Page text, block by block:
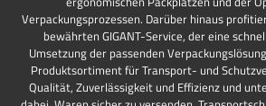
Verpackungsprozessen. Darüber hinaus
bewährten GIGANT-Service, der eine
Umsetzung der passenden
Produktsortiment für Transport- und
Qualität, Zuverlässigkeit und Effizienz und